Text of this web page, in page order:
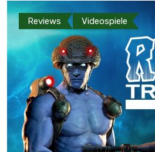
Reviews Videospiele